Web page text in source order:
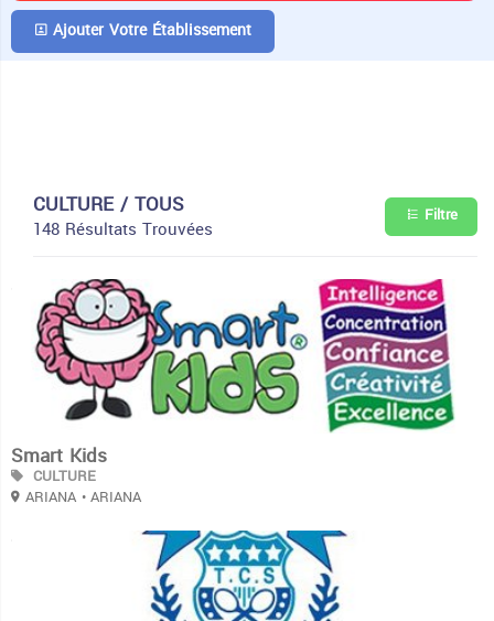
Ajouter Votre Établissement
CULTURE / TOUS
148 Résultats Trouvées Filtre
Smart Kids
CULTURE
ARIANA • ARIANA